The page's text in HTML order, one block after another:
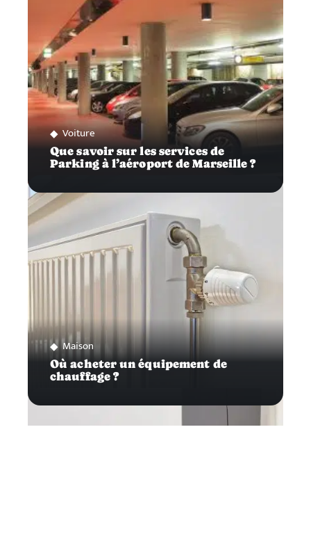
Voiture
Que savoir sur les services de
Parking à l’aéroport de Marseille ?
Maison
Où acheter un équipement de
chauffage ?